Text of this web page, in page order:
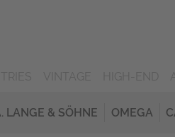
LANGE & SÖHNE OMEGA